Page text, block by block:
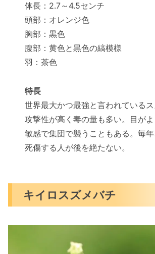
体長：2.7～4.5センチ
頭部：オレンジ色
胸部：黒色
腹部：黄色と黒色の縞模様
羽：茶色
特長
世界最大かつ最強と言われているス
攻撃性が高く毒の量も多い。目が
敏感で集団で襲うこともある。毎
死傷する人が後を絶たない。
キイロスズメバチ